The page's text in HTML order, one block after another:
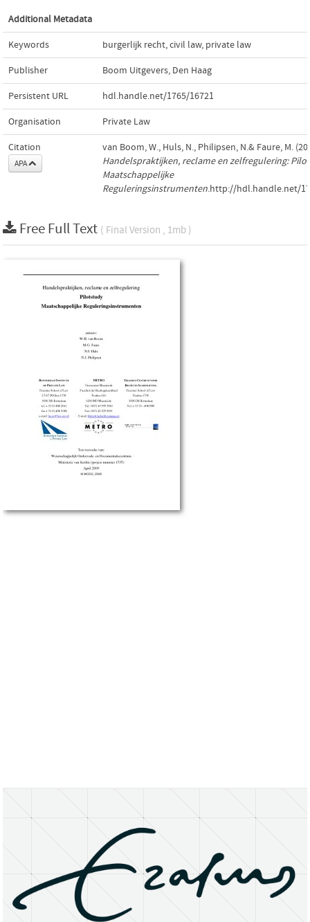
Additional Metadata
Keywords burgerlijk recht,civil law, private law
Publisher Boom Uitgevers, Den Haag
Persistent URL hdl.handle.net/1765/16721
Organisation Private Law
Citation
APA
van Boom, W., Huls, N., Philipsen, N.& Faure, M.
Handelspraktijken, reclame en zelfregulering:
Maatschappelijke
Reguleringsinstrumenten.http://hdl.handle.net/
Free Full Text ( Final Version , 1mb )